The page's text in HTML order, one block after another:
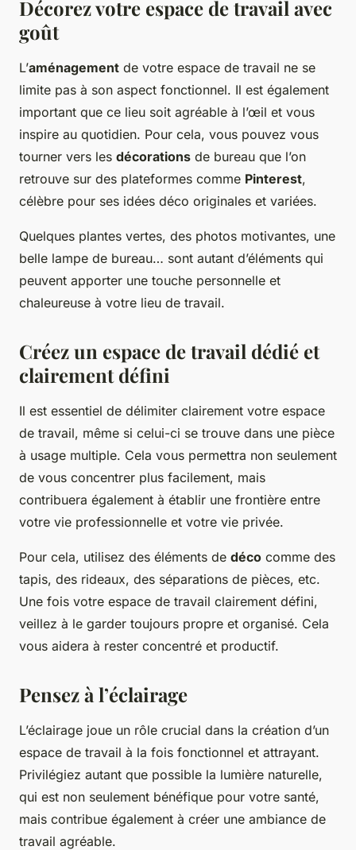
Décorez votre espace de travail avec
goût
L’aménagement de votre espace de travail ne se
limite pas à son aspect fonctionnel. Il est également
important que ce lieu soit agréable à l’œil et vous
inspire au quotidien. Pour cela, vous pouvez vous
tourner vers les décorations de bureau que l’on
retrouve sur des plateformes comme Pinterest,
célèbre pour ses idées déco originales et variées.
Quelques plantes vertes, des photos motivantes, une
belle lampe de bureau… sont autant d’éléments qui
peuvent apporter une touche personnelle et
chaleureuse à votre lieu de travail.
Créez un espace de travail dédié et
clairement défini
Il est essentiel de délimiter clairement votre espace
de travail, même si celui-ci se trouve dans une pièce
à usage multiple. Cela vous permettra non seulement
de vous concentrer plus facilement, mais
contribuera également à établir une frontière entre
votre vie professionnelle et votre vie privée.
Pour cela, utilisez des éléments de déco comme des
tapis, des rideaux, des séparations de pièces, etc.
Une fois votre espace de travail clairement défini,
veillez à le garder toujours propre et organisé. Cela
vous aidera à rester concentré et productif.
Pensez à l’éclairage
L’éclairage joue un rôle crucial dans la création d’un
espace de travail à la fois fonctionnel et attrayant.
Privilégiez autant que possible la lumière naturelle,
qui est non seulement bénéfique pour votre santé,
mais contribue également à créer une ambiance de
travail agréable.